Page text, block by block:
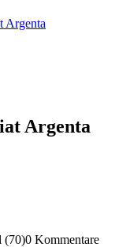
Argenta
Argenta
(70)0 Kommentare